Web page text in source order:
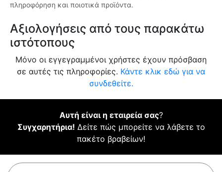
πληροφόρηση και ποιοτικά προϊόντα.
Αξιολογήσεις από τους παρακάτω
ιστότοπους
Μόνο οι εγγεγραμμένοι χρήστες έχουν πρόσβαση
σε αυτές τις πληροφορίες. Κάντε κλικ εδώ για να
συνδεθείτε.
Αυτή είναι η εταιρεία σας?
Συγχαρητήρια! Δείτε πώς μπορείτε να λάβετε το
πακέτο βραβείων!